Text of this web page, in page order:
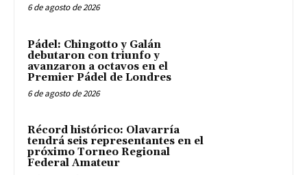
6 de agosto de 2026
Pádel: Chingotto y Galán
debutaron con triunfo y
avanzaron a octavos en el
Premier Pádel de Londres
6 de agosto de 2026
Récord histórico: Olavarría
tendrá seis representantes en el
próximo Torneo Regional
Federal Amateur